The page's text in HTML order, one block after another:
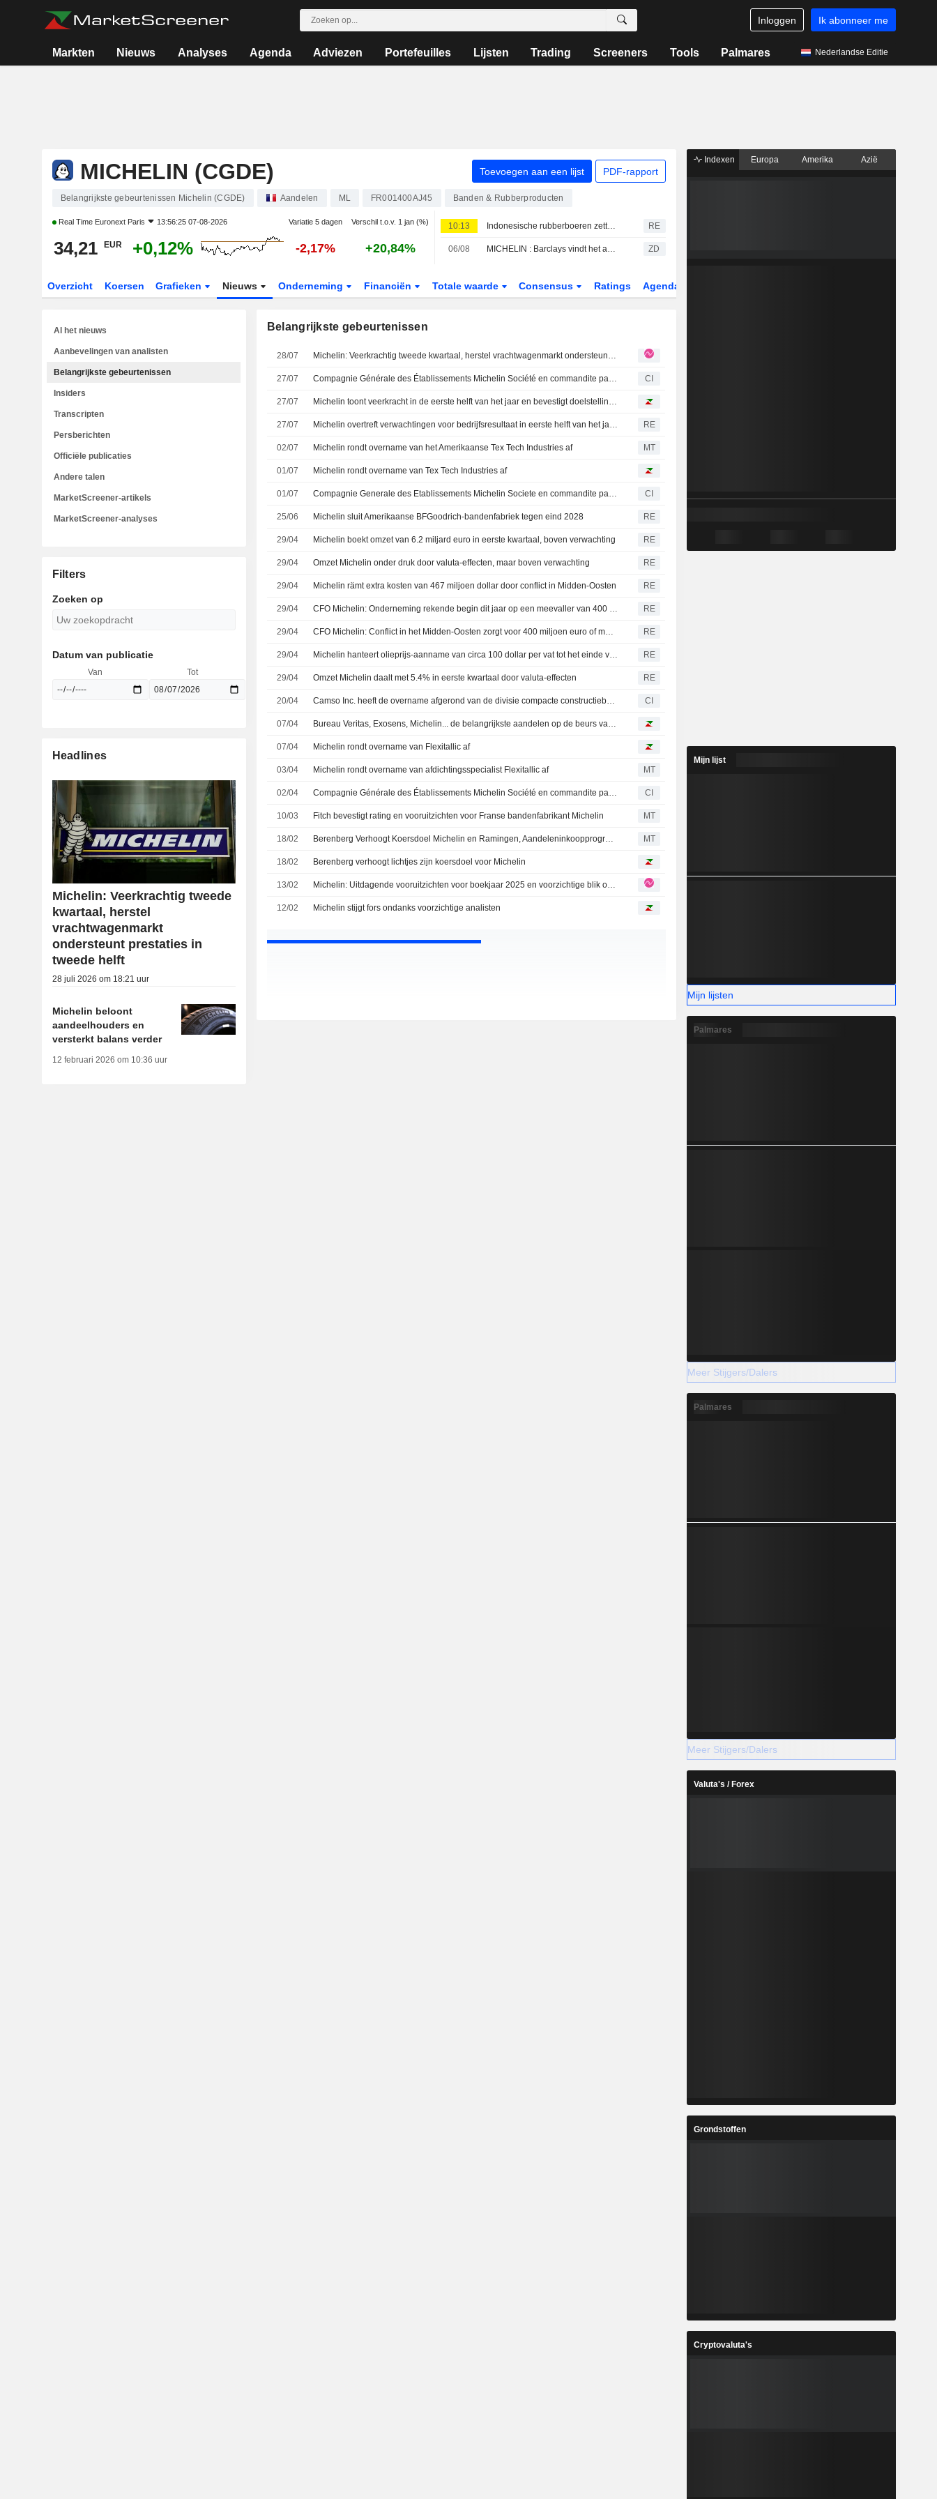
Inloggen Ik abonneer me
Markten Nieuws Analyses Agenda Adviezen Portefeuilles Lijsten Trading Screeners Tools Palmares Nederlandse Editie
MICHELIN (CGDE) Toevoegen aan een lijst PDF-rapport
Belangrijkste gebeurtenissen Michelin (CGDE) Aandelen ML FR001400AJ45 Banden & Rubberproducten
Real Time Euronext Paris 13:56:25 07-08-2026 Variatie 5 dagen Verschil t.o.v. 1 jan (%)
34,21 EUR +0,12% -2,17% +20,84%
10:13 Indonesische rubberboeren zetten alles in op oliepalm RE
06/08 MICHELIN : Barclays vindt het aandeel niet inspirerend ZD
Overzicht Koersen Grafieken Nieuws Onderneming Financiën Totale waarde Consensus Ratings Agenda
Belangrijkste gebeurtenissen
28/07 Michelin: Veerkrachtig tweede kwartaal, herstel vrachtwagenmarkt ondersteunt prestaties in tweede helft
27/07 Compagnie Générale des Établissements Michelin Société en commandite par actions rapporteert resultaten over het eerste halfjaar eindigend op 30 juni 2026 CI
27/07 Michelin toont veerkracht in de eerste helft van het jaar en bevestigt doelstellingen
27/07 Michelin overtreft verwachtingen voor bedrijfsresultaat in eerste helft van het jaar en bevestigt vooruitzichten voor 2026 RE
02/07 Michelin rondt overname van het Amerikaanse Tex Tech Industries af MT
01/07 Michelin rondt overname van Tex Tech Industries af
01/07 Compagnie Generale des Etablissements Michelin Societe en commandite par actions (ENXTPA:ML) heeft de overname van Tex Tech Industries, Inc. van Arlington Management Employees, LLC afgerond. CI
25/06 Michelin sluit Amerikaanse BFGoodrich-bandenfabriek tegen eind 2028 RE
29/04 Michelin boekt omzet van 6.2 miljard euro in eerste kwartaal, boven verwachting RE
29/04 Omzet Michelin onder druk door valuta-effecten, maar boven verwachting RE
29/04 Michelin rämt extra kosten van 467 miljoen dollar door conflict in Midden-Oosten RE
29/04 CFO Michelin: Onderneming rekende begin dit jaar op een meevaller van 400 miljoen euro aan grondstofkosten RE
29/04 CFO Michelin: Conflict in het Midden-Oosten zorgt voor 400 miljoen euro of meer aan extra kosten voor energie, grondstoffen en logistiek in 2026 RE
29/04 Michelin hanteert olieprijs-aanname van circa 100 dollar per vat tot het einde van het jaar, aldus CFO RE
29/04 Omzet Michelin daalt met 5.4% in eerste kwartaal door valuta-effecten RE
20/04 Camso Inc. heeft de overname afgerond van de divisie compacte constructiebanden en rupsbanden van Michelin van Compagnie Générale des Établissements Michelin Société en commandite par actions (ENXTPA:ML). CI
07/04 Bureau Veritas, Exosens, Michelin... de belangrijkste aandelen op de beurs van Parijs vandaag
07/04 Michelin rondt overname van Flexitallic af
03/04 Michelin rondt overname van afdichtingsspecialist Flexitallic af MT
02/04 Compagnie Générale des Établissements Michelin Société en commandite par actions (ENXTPA:ML) heeft de overname van The Flexitallic Group, Inc. van FGI Acquisition Corp. en anderen afgerond. CI
10/03 Fitch bevestigt rating en vooruitzichten voor Franse bandenfabrikant Michelin MT
18/02 Berenberg Verhoogt Koersdoel Michelin en Ramingen, Aandeleninkoopprogramma's Wegen Zwaarder dan 'Voorzichtige' Vooruitzichten en Gemengd 2025 MT
18/02 Berenberg verhoogt lichtjes zijn koersdoel voor Michelin
13/02 Michelin: Uitdagende vooruitzichten voor boekjaar 2025 en voorzichtige blik op 2026 gecompenseerd door sterke aandeelhoudersrendementen
12/02 Michelin stijgt fors ondanks voorzichtige analisten
Al het nieuws
Aanbevelingen van analisten
Belangrijkste gebeurtenissen
Insiders
Transcripten
Persberichten
Officiële publicaties
Andere talen
MarketScreener-artikels
MarketScreener-analyses
Filters
Zoeken op
Datum van publicatie
Van Tot
Headlines
Michelin: Veerkrachtig tweede
kwartaal, herstel
vrachtwagenmarkt
ondersteunt prestaties in
tweede helft
28 juli 2026 om 18:21 uur
Michelin beloont
aandeelhouders en
versterkt balans verder
12 februari 2026 om 10:36 uur
Indexen Europa Amerika Azië
Mijn lijst
Mijn lijsten
Palmares
Meer Stijgers/Dalers
Palmares
Meer Stijgers/Dalers
Valuta's / Forex
Grondstoffen
Cryptovaluta's